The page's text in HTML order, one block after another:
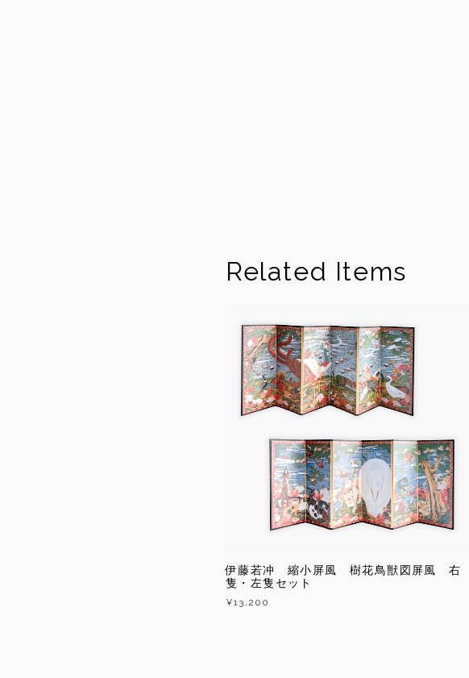
Related Items
伊藤若冲 縮小屏風 樹花鳥獣図屏風 右
隻・左隻セット
¥13,200